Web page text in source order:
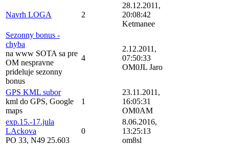
Navrh LOGA 2
28.12.2011,
20:08:42
Ketmanee
Sezonny bonus -
chyba
na www SOTA sa pre
OM nespravne
prideluje sezonny
bonus
4
2.12.2011,
07:50:33
OM0JL Jaro
GPS KML subor
kml do GPS, Google
maps
1
23.11.2011,
16:05:31
OM0AM
exp.15.-17.jula
LAckova
PO 33, N49 25.603
0
8.06.2016,
13:25:13
om8sl